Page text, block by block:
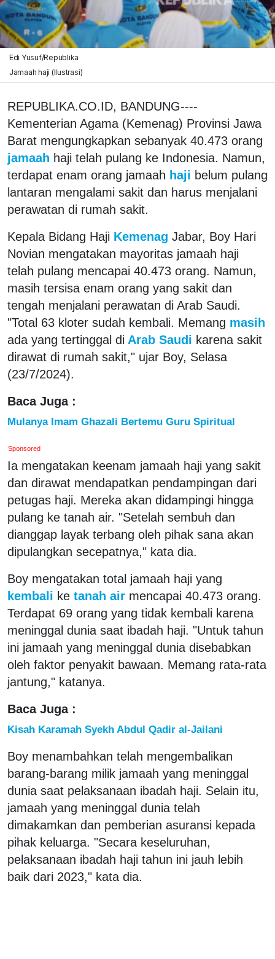
Edi Yusuf/Republika
Jamaah haji (Ilustrasi)
REPUBLIKA.CO.ID, BANDUNG----
Kementerian Agama (Kemenag) Provinsi Jawa
Barat mengungkapkan sebanyak 40.473 orang
jamaah haji telah pulang ke Indonesia. Namun,
terdapat enam orang jamaah haji belum pulang
lantaran mengalami sakit dan harus menjalani
perawatan di rumah sakit.
Kepala Bidang Haji Kemenag Jabar, Boy Hari
Novian mengatakan mayoritas jamaah haji
telah pulang mencapai 40.473 orang. Namun,
masih tersisa enam orang yang sakit dan
tengah menjalani perawatan di Arab Saudi.
"Total 63 kloter sudah kembali. Memang masih
ada yang tertinggal di Arab Saudi karena sakit
dirawat di rumah sakit," ujar Boy, Selasa
(23/7/2024).
Baca Juga :
Mulanya Imam Ghazali Bertemu Guru Spiritual
Sponsored
Ia mengatakan keenam jamaah haji yang sakit
dan dirawat mendapatkan pendampingan dari
petugas haji. Mereka akan didampingi hingga
pulang ke tanah air. "Setelah sembuh dan
dianggap layak terbang oleh pihak sana akan
dipulangkan secepatnya," kata dia.
Boy mengatakan total jamaah haji yang
kembali ke tanah air mencapai 40.473 orang.
Terdapat 69 orang yang tidak kembali karena
meninggal dunia saat ibadah haji. "Untuk tahun
ini jamaah yang meninggal dunia disebabkan
oleh faktor penyakit bawaan. Memang rata-rata
jantung," katanya.
Baca Juga :
Kisah Karamah Syekh Abdul Qadir al-Jailani
Boy menambahkan telah mengembalikan
barang-barang milik jamaah yang meninggal
dunia saat pelaksanaan ibadah haji. Selain itu,
jamaah yang meninggal dunia telah
dimakamkan dan pemberian asuransi kepada
pihak keluarga. "Secara keseluruhan,
pelaksanaan ibadah haji tahun ini jauh lebih
baik dari 2023," kata dia.